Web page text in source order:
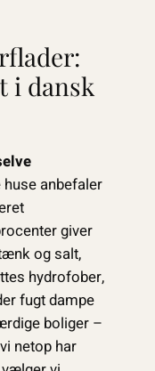
i dansk
anbefaler
giver
og salt,
hydrofober,
fugt dampe
boliger –
netop har